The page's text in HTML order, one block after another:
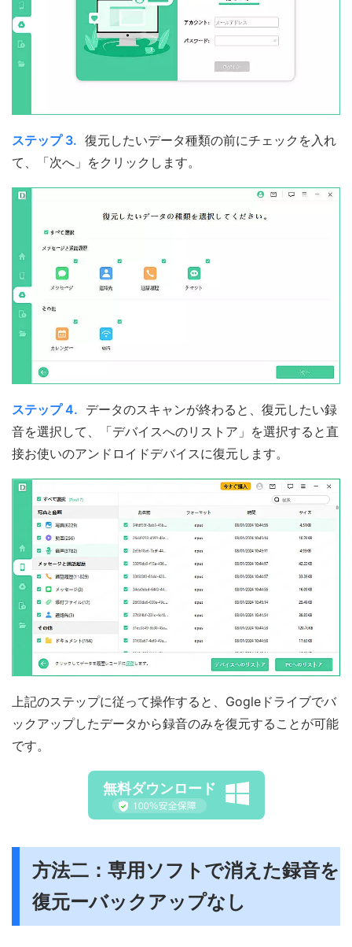
ステップ 3. 復元したいデータ種類の前にチェックを入れ
て、「次へ」をクリックします。
ステップ 4. データのスキャンが終わると、復元したい録
音を選択して、「デバイスへのリストア」を選択すると直
接お使いのアンドロイドデバイスに復元します。
上記のステップに従って操作すると、Gogleドライブでバ
ックアップしたデータから録音のみを復元することが可能
です。
無料ダウンロード
方法二：専用ソフトで消えた録音を
復元ーバックアップなし